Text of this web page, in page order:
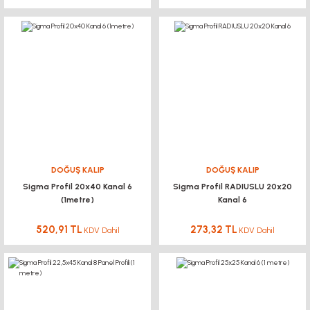
DOĞUŞ KALIP
Sigma Profil 20x40 Kanal 6
(1metre)
520,91 TL KDV Dahil
DOĞUŞ KALIP
Sigma Profil RADIUSLU 20x20
Kanal 6
273,32 TL KDV Dahil